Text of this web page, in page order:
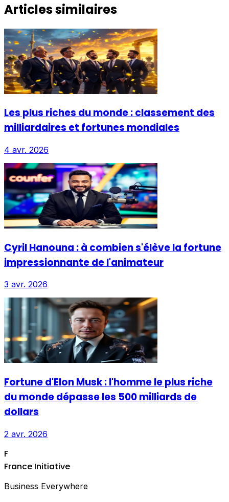
Articles similaires
Les plus riches du monde : classement des
milliardaires et fortunes mondiales
4 avr. 2026
Cyril Hanouna : à combien s'élève la fortune
impressionnante de l'animateur
3 avr. 2026
Fortune d'Elon Musk : l'homme le plus riche
du monde dépasse les 500 milliards de
dollars
2 avr. 2026
F
France Initiative
Business Everywhere